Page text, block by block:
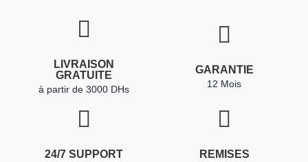
LIVRAISON
GRATUITE
à partir de 3000 DHs
GARANTIE
12 Mois
24/7 SUPPORT REMISES